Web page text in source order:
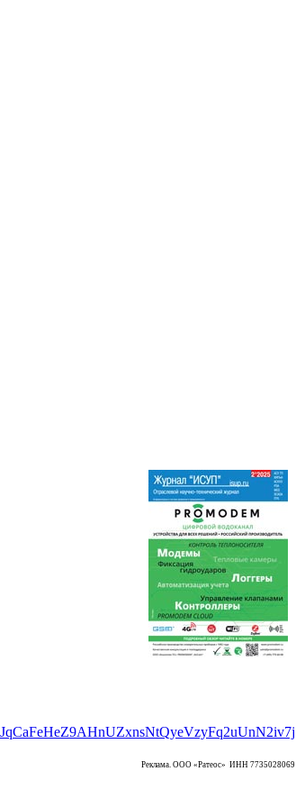
Реклама. ООО «Ратеос» ИНН 7735028069